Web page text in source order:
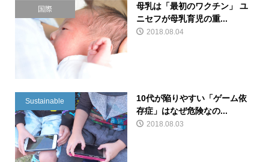
国際
母乳は「最初のワクチン」 ユ
ニセフが母乳育児の重...
2018.08.04
Sustainable
10代が陥りやすい「ゲーム依
存症」はなぜ危険なの...
2018.08.03